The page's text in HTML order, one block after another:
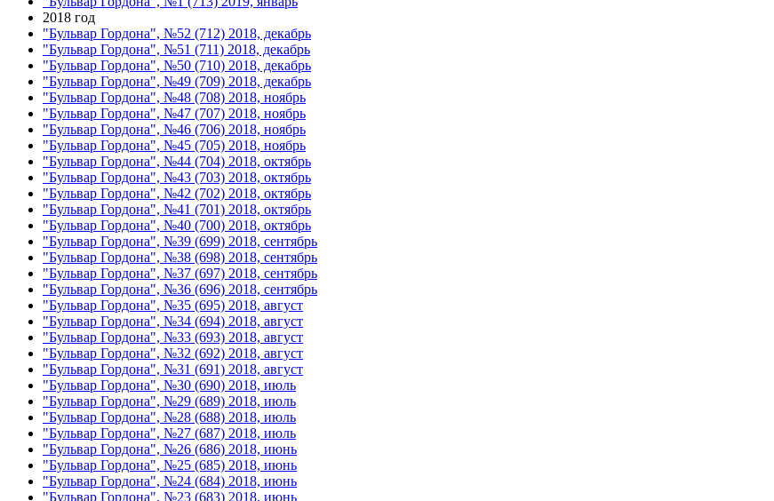
2018 год
"Бульвар Гордона", №52 (712) 2018, декабрь
"Бульвар Гордона", №51 (711) 2018, декабрь
"Бульвар Гордона", №50 (710) 2018, декабрь
"Бульвар Гордона", №49 (709) 2018, декабрь
"Бульвар Гордона", №48 (708) 2018, ноябрь
"Бульвар Гордона", №47 (707) 2018, ноябрь
"Бульвар Гордона", №46 (706) 2018, ноябрь
"Бульвар Гордона", №45 (705) 2018, ноябрь
"Бульвар Гордона", №44 (704) 2018, октябрь
"Бульвар Гордона", №43 (703) 2018, октябрь
"Бульвар Гордона", №42 (702) 2018, октябрь
"Бульвар Гордона", №41 (701) 2018, октябрь
"Бульвар Гордона", №40 (700) 2018, октябрь
"Бульвар Гордона", №39 (699) 2018, сентябрь
"Бульвар Гордона", №38 (698) 2018, сентябрь
"Бульвар Гордона", №37 (697) 2018, сентябрь
"Бульвар Гордона", №36 (696) 2018, сентябрь
"Бульвар Гордона", №35 (695) 2018, август
"Бульвар Гордона", №34 (694) 2018, август
"Бульвар Гордона", №33 (693) 2018, август
"Бульвар Гордона", №32 (692) 2018, август
"Бульвар Гордона", №31 (691) 2018, август
"Бульвар Гордона", №30 (690) 2018, июль
"Бульвар Гордона", №29 (689) 2018, июль
"Бульвар Гордона", №28 (688) 2018, июль
"Бульвар Гордона", №27 (687) 2018, июль
"Бульвар Гордона", №26 (686) 2018, июнь
"Бульвар Гордона", №25 (685) 2018, июнь
"Бульвар Гордона", №24 (684) 2018, июнь
"Бульвар Гордона", №23 (683) 2018, июнь